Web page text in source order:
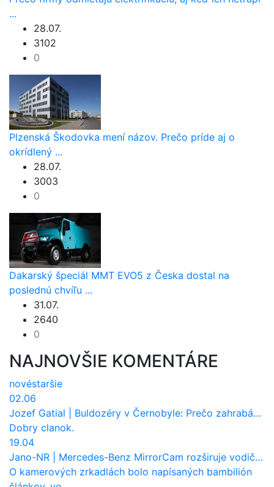
...
28.07.
3102
0
Plzenská Škodovka mení názov. Prečo príde aj o
okrídlený ...
28.07.
3003
0
Dakarský špeciál MMT EVO5 z Česka dostal na
poslednú chvíľu ...
31.07.
2640
0
NAJNOVŠIE KOMENTÁRE
novéstaršie
02.06
Jozef Gatial
Buldozéry v Černobyle: Prečo zahrabávali Červený les pod zem?
Dobry clanok.
19.04
Jano-NR
Mercedes-Benz MirrorCam rozširuje vodičovi výhľad a uberá autobusom odpor vzduchu
O kamerových zrkadlách bolo napísaných bambilión